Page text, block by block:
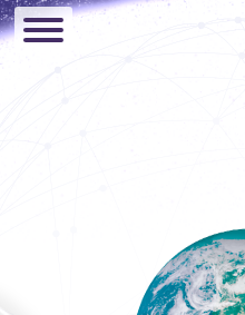
Hermandad Lemuriana